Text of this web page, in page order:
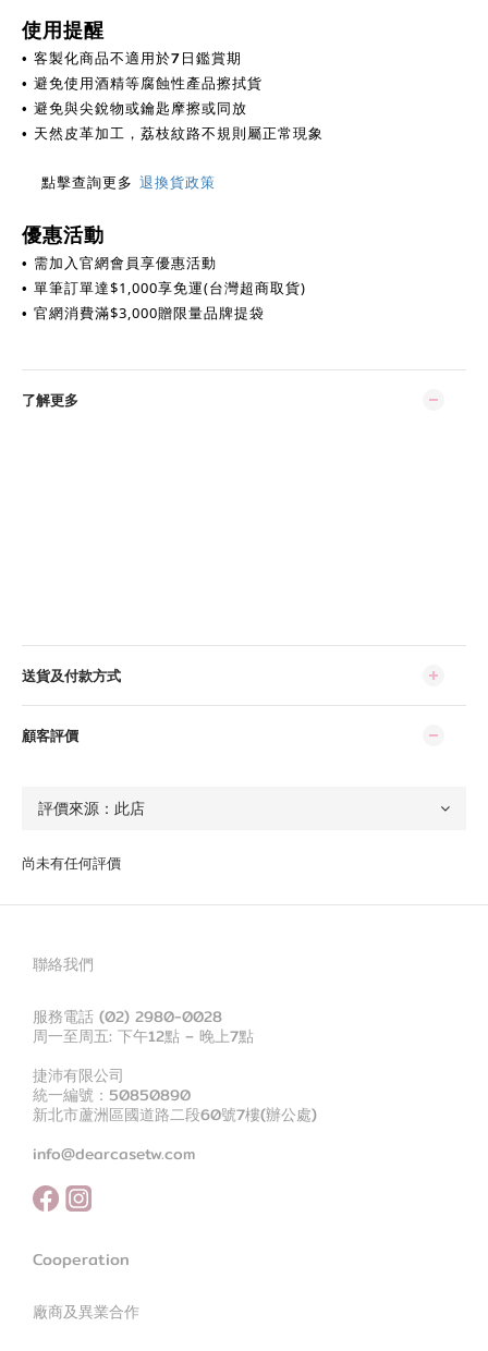
使用提醒
• 客製化商品不適用於7日鑑賞期
• 避免使用酒精等腐蝕性產品擦拭貨
• 避免與尖銳物或鑰匙摩擦或同放
• 天然皮革加工，荔枝紋路不規則屬正常現象
點擊查詢更多 退換貨政策
優惠活動
• 需加入官網會員享優惠活動
• 單筆訂單達$1,000享免運(台灣超商取貨)
• 官網消費滿$3,000贈限量品牌提袋
了解更多
送貨及付款方式
顧客評價
尚未有任何評價
聯絡我們
服務電話 (02) 2980-0028
周一至周五: 下午12點 – 晚上7點
捷沛有限公司
統一編號：50850890
新北市蘆洲區國道路二段60號7樓(辦公處)
info@dearcasetw.com
Cooperation
廠商及異業合作